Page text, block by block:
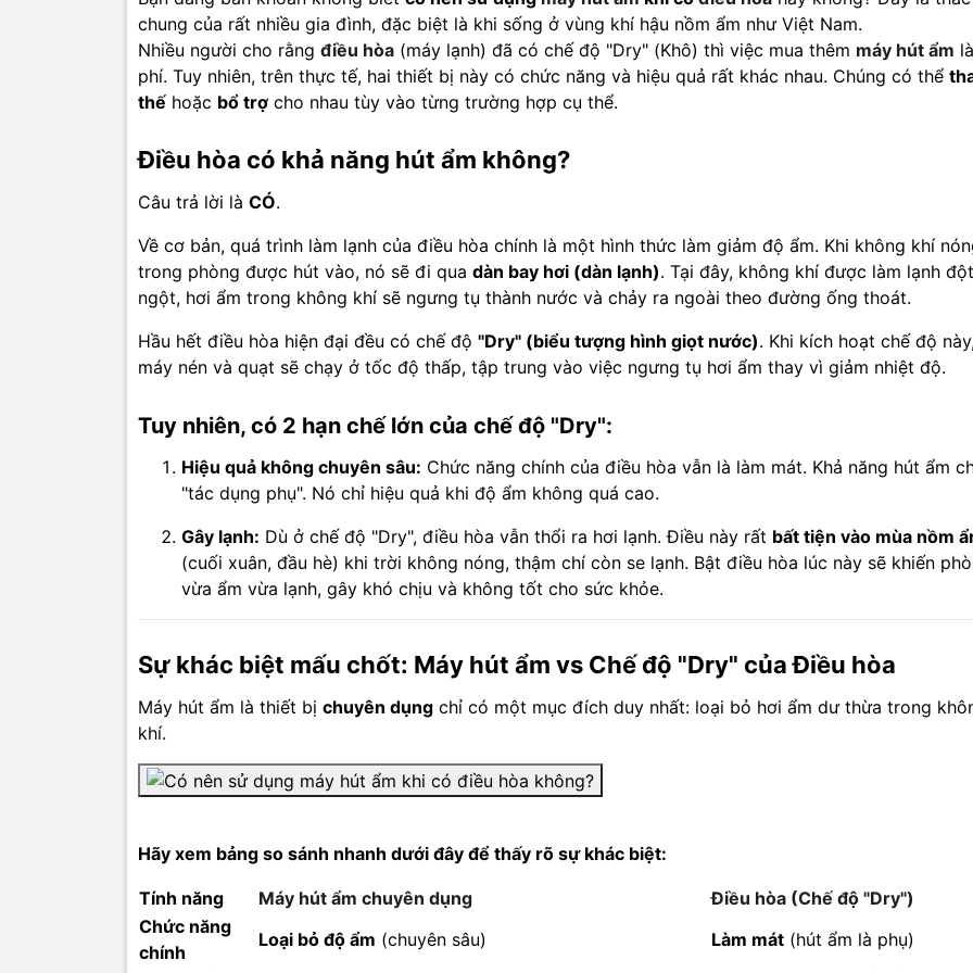
chung của rất nhiều gia đình, đặc biệt là khi sống ở vùng khí hậu nồm ẩm như Việt Nam.
Nhiều người cho rằng điều hòa (máy lạnh) đã có chế độ "Dry" (Khô) thì việc mua thêm máy hút ẩm
phí. Tuy nhiên, trên thực tế, hai thiết bị này có chức năng và hiệu quả rất khác nhau. Chúng có thể
thế hoặc bổ trợ cho nhau tùy vào từng trường hợp cụ thể.
Điều hòa có khả năng hút ẩm không?
Câu trả lời là CÓ.
Về cơ bản, quá trình làm lạnh của điều hòa chính là một hình thức làm giảm độ ẩm. Khi không khí
trong phòng được hút vào, nó sẽ đi qua dàn bay hơi (dàn lạnh). Tại đây, không khí được làm lạnh đột
ngột, hơi ẩm trong không khí sẽ ngưng tụ thành nước và chảy ra ngoài theo đường ống thoát.
Hầu hết điều hòa hiện đại đều có chế độ "Dry" (biểu tượng hình giọt nước). Khi kích hoạt chế độ
máy nén và quạt sẽ chạy ở tốc độ thấp, tập trung vào việc ngưng tụ hơi ẩm thay vì giảm nhiệt độ.
Tuy nhiên, có 2 hạn chế lớn của chế độ "Dry":
Hiệu quả không chuyên sâu: Chức năng chính của điều hòa vẫn là làm mát. Khả năng hút ẩm
"tác dụng phụ". Nó chỉ hiệu quả khi độ ẩm không quá cao.
Gây lạnh: Dù ở chế độ "Dry", điều hòa vẫn thổi ra hơi lạnh. Điều này rất bất tiện vào mùa nồm
(cuối xuân, đầu hè) khi trời không nóng, thậm chí còn se lạnh. Bật điều hòa lúc này sẽ khiến
vừa ẩm vừa lạnh, gây khó chịu và không tốt cho sức khỏe.
Sự khác biệt mấu chốt: Máy hút ẩm vs Chế độ "Dry" của Điều hòa
Máy hút ẩm là thiết bị chuyên dụng chỉ có một mục đích duy nhất: loại bỏ hơi ẩm dư thừa trong
khí.
Hãy xem bảng so sánh nhanh dưới đây để thấy rõ sự khác biệt:
Tính năng Máy hút ẩm chuyên dụng
Điều hòa (Chế độ "Dry")
Chức năng
chính
Loại bỏ độ ẩm (chuyên sâu) Làm mát (hút ẩm là phụ)